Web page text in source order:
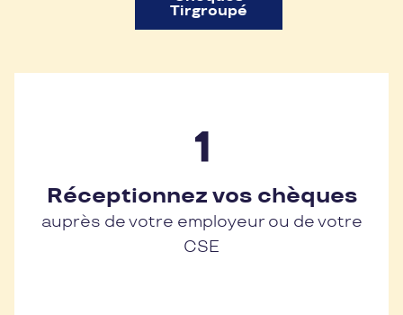
Tirgroupé
Réceptionnez vos chèques
auprès de votre employeur ou de votre
CSE